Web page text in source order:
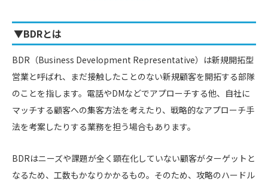
▼BDRとは
BDR（Business Development Representative）は新規開拓型
営業と呼ばれ、まだ接触したことのない新規顧客を開拓する部隊
のことを指します。電話やDMなどでアプローチする他、自社に
マッチする顧客への集客方法を考えたり、戦略的なアプローチ手
法を考案したりする業務を担う場合もあります。
BDRはニーズや課題が全く顕在化していない顧客がターゲットと
なるため、工数もかなりかかるもの。そのため、攻略のハードル